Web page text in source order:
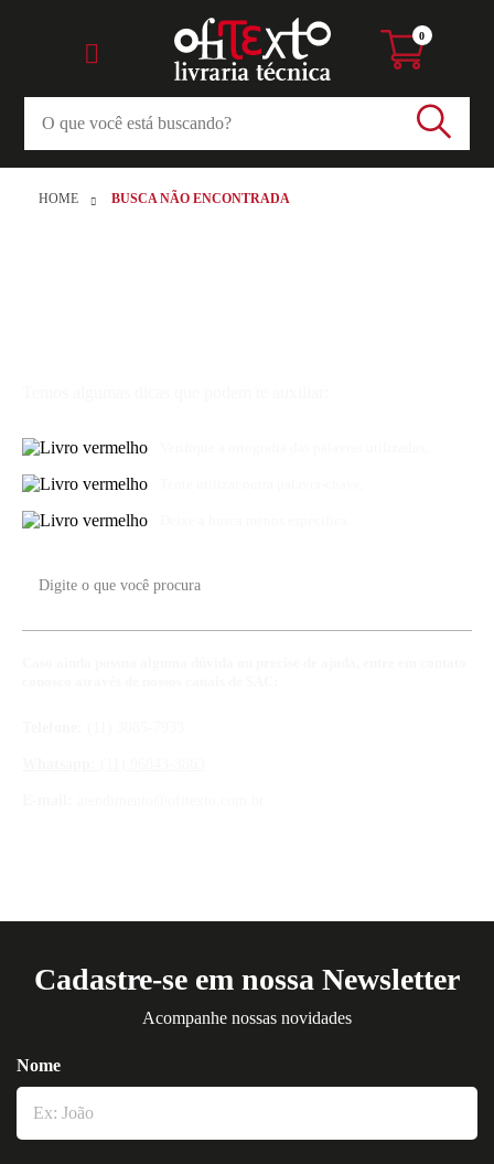
0
HOME BUSCA NÃO ENCONTRADA
Cadastre-se em nossa Newsletter
Acompanhe nossas novidades
Nome